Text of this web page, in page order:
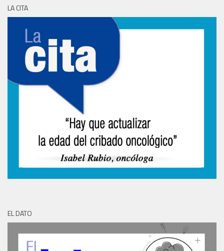
LA CITA
EL DATO